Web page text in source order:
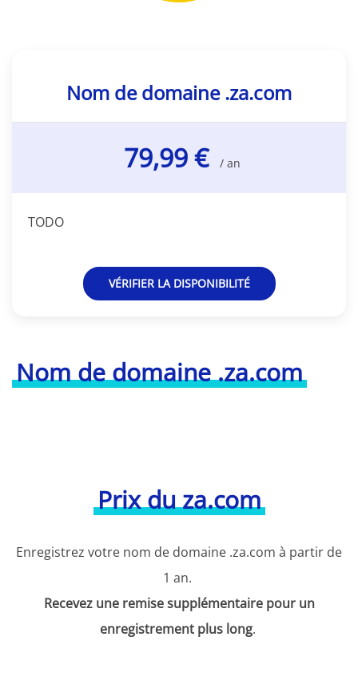
Nom de domaine .za.com
Nom de domaine .za.com
79,99 € / an
TODO
VÉRIFIER LA DISPONIBILITÉ
Prix du za.com
Enregistrez votre nom de domaine .za.com à partir de
1 an.
Recevez une remise supplémentaire pour un
enregistrement plus long.